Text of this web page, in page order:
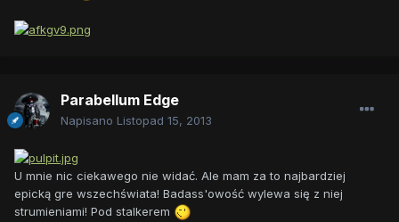
Parabellum Edge
Napisano Listopad 15, 2013
U mnie nic ciekawego nie widać. Ale mam za to najbardziej
epicką gre wszechświata! Badass'owość wylewa się z niej
strumieniami! Pod stalkerem